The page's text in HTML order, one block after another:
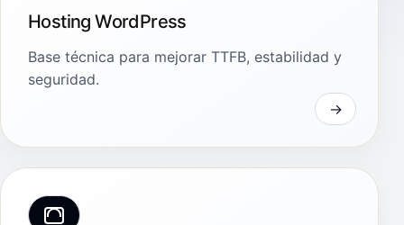
Hosting WordPress
Base técnica para mejorar TTFB, estabilidad y
seguridad.